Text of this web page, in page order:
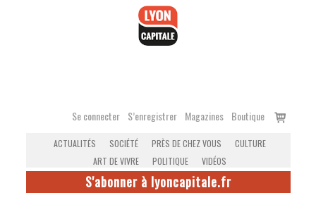
Se connecter S’enregistrer Magazines Boutique
Voir
ACTUALITÉS SOCIÉTÉ PRÈS DE CHEZ VOUS
CULTURE
ART DE VIVRE
POLITIQUE VIDÉOS
S'abonner à lyoncapitale.fr